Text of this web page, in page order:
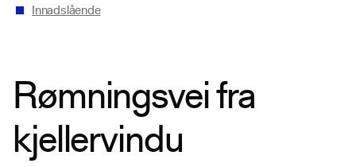
Innadslående
Rømningsvei fra
kjellervindu